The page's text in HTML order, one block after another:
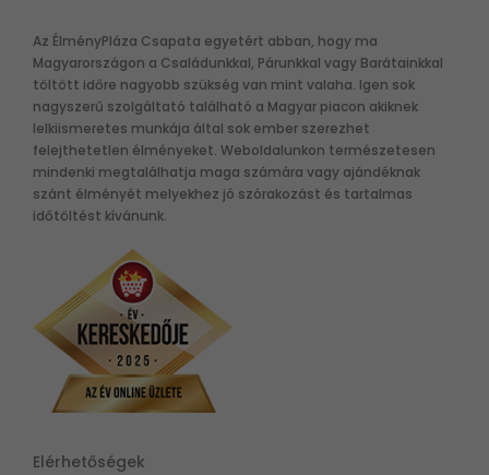
Az ÉlményPláza Csapata egyetért abban, hogy ma
Magyarországon a Családunkkal, Párunkkal vagy Barátainkkal
töltött időre nagyobb szükség van mint valaha. Igen sok
nagyszerű szolgáltató található a Magyar piacon akiknek
lelkiismeretes munkája által sok ember szerezhet
felejthetetlen élményeket. Weboldalunkon természetesen
mindenki megtalálhatja maga számára vagy ajándéknak
szánt élményét melyekhez jó szórakozást és tartalmas
időtöltést kívánunk.
Elérhetőségek